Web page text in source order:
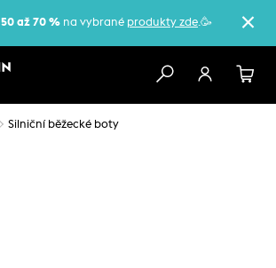
50 až 70 % na vybrané produkty zde.🥳
Silniční běžecké boty